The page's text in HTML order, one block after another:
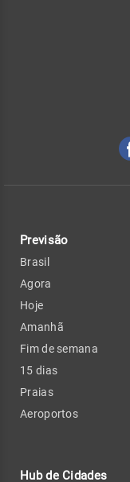
Previsão
Brasil
Agora
Hoje
Amanhã
Fim de semana
15 dias
Praias
Aeroportos
Hub de Cidades